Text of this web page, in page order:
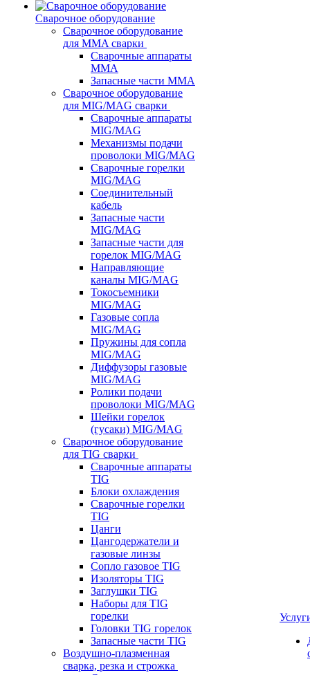
Сварочное оборудование
Сварочное оборудование
для MMA сварки
Сварочные аппараты
MMA
Запасные части MMA
Сварочное оборудование
для MIG/MAG сварки
Сварочные аппараты
MIG/MAG
Механизмы подачи
проволоки MIG/MAG
Сварочные горелки
MIG/MAG
Соединительный
кабель
Запасные части
MIG/MAG
Запасные части для
горелок MIG/MAG
Направляющие
каналы MIG/MAG
Токосъемники
MIG/MAG
Газовые сопла
MIG/MAG
Пружины для сопла
MIG/MAG
Диффузоры газовые
MIG/MAG
Ролики подачи
проволоки MIG/MAG
Шейки горелок
(гусаки) MIG/MAG
Сварочное оборудование
для TIG сварки
Сварочные аппараты
TIG
Блоки охлаждения
Сварочные горелки
TIG
Цанги
Цангодержатели и
газовые линзы
Сопло газовое TIG
Изоляторы TIG
Заглушки TIG
Наборы для TIG
горелки
Головки TIG горелок
Запасные части TIG
Воздушно-плазменная
сварка, резка и строжка